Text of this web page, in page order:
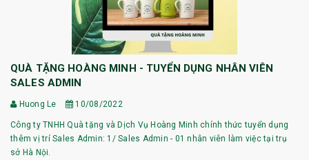
QUÀ TẶNG HOÀNG MINH - TUYỂN DỤNG NHÂN VIÊN
SALES ADMIN
Huong Le 10/08/2022
Công ty TNHH Quà tặng và Dịch Vụ Hoàng Minh chính thức tuyển dụng
thêm vị trí Sales Admin: 1/ Sales Admin - 01 nhân viên làm việc tại trụ
sở Hà Nội.